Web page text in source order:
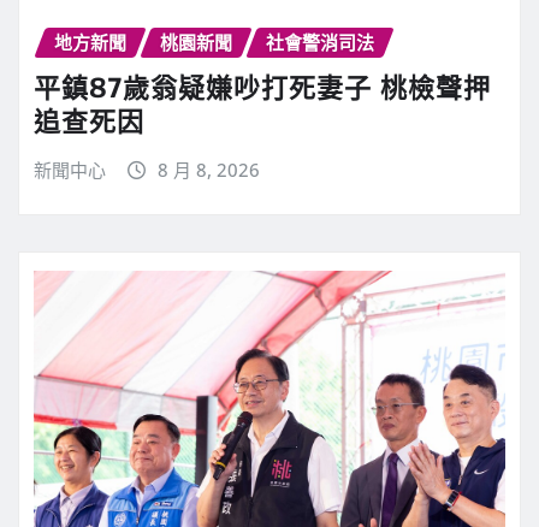
地方新聞 桃園新聞 社會警消司法
平鎮87歲翁疑嫌吵打死妻子 桃檢聲押
追查死因
新聞中心 8 月 8, 2026